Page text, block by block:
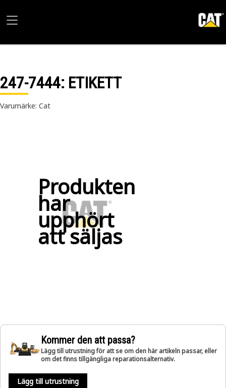
247-7444: ETIKETT
Varumärke: Cat
Produkten
har
upphört
att säljas
Kommer den att passa?
Lägg till utrustning för att se om den här artikeln passar, eller
om det finns tillgängliga reparationsalternativ.
Lägg till utrustning